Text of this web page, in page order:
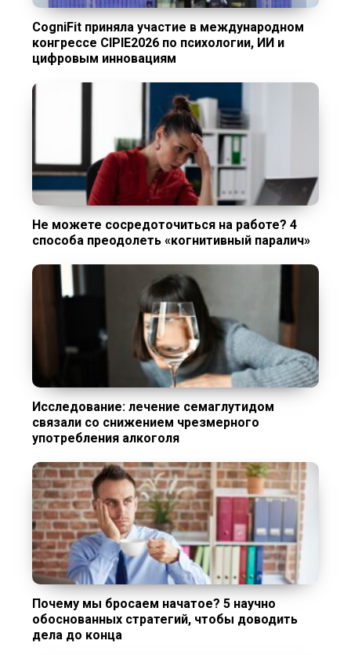
CogniFit приняла участие в международном
конгрессе CIPIE2026 по психологии, ИИ и
цифровым инновациям
Не можете сосредоточиться на работе? 4
способа преодолеть «когнитивный паралич»
Исследование: лечение семаглутидом
связали со снижением чрезмерного
употребления алкоголя
Почему мы бросаем начатое? 5 научно
обоснованных стратегий, чтобы доводить
дела до конца